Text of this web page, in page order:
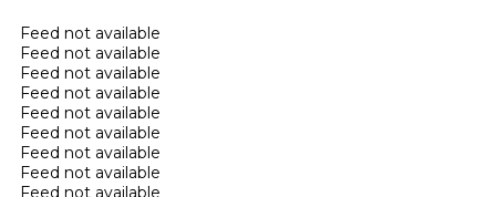
Feed not available
Feed not available
Feed not available
Feed not available
Feed not available
Feed not available
Feed not available
Feed not available
Feed not available